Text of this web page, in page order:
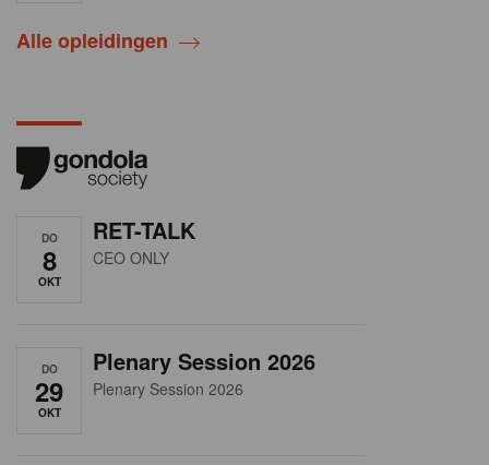
Alle opleidingen
DO
8
OKT
RET-TALK
CEO ONLY
DO
29
OKT
Plenary Session 2026
Plenary Session 2026